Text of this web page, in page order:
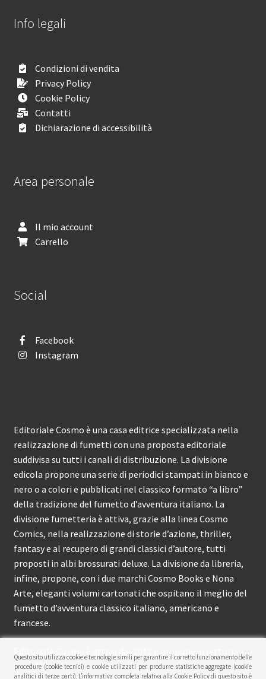
Info legali
Condizioni di vendita
Privacy Policy
Cookie Policy
Contatti
Dichiarazione di accessibilità
Area personale
Il mio account
Carrello
Social
Facebook
Instagram
Editoriale Cosmo è una casa editrice specializzata nella
realizzazione di fumetti con una proposta editoriale
suddivisa su tutti i canali di distribuzione. La divisione
edicola propone una serie di periodici stampati in bianco e
nero o a colori e pubblicati nel classico formato “a libro”
della tradizione del fumetto d’avventura italiano. La
divisione fumetteria è attiva, grazie alla linea Cosmo
Comics, nella realizzazione di storie d’azione, thriller,
fantasy e al recupero di grandi classici d’autore, tutti
proposti in albi brossurati deluxe. La divisione da libreria,
infine, propone, con i due marchi Cosmo Books e Nona
Arte, eleganti volumi cartonati che ospitano il meglio del
fumetto d’avventura classico italiano, americano e
francese.
circa 150 pubblicazioni l’anno.
Questo sito utilizza cookie e tecnologie simili per garantire il corretto funzionamento delle
procedure (cookie tecnici) e cookie utilizzati per produrre statistiche aggregate (cookie
analitici di terze parti). L’informativa completa relativa alla Cookie Policy di questo sito è